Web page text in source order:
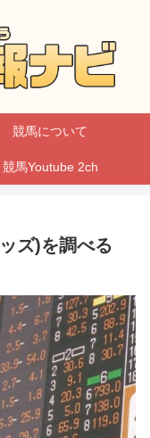
競馬について
競馬Youtube 2ch
ズ)を調べる